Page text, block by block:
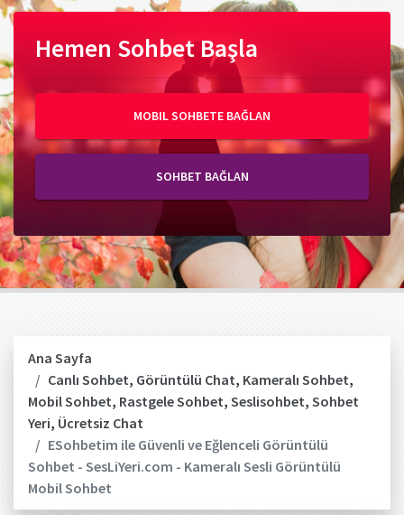
Hemen Sohbet Başla
MOBIL SOHBETE BAĞLAN
SOHBET BAĞLAN
Ana Sayfa
Canlı Sohbet, Görüntülü Chat, Kameralı Sohbet,
Mobil Sohbet, Rastgele Sohbet, Seslisohbet, Sohbet
Yeri, Ücretsiz Chat
ESohbetim ile Güvenli ve Eğlenceli Görüntülü
Sohbet - SesLiYeri.com - Kameralı Sesli Görüntülü
Mobil Sohbet